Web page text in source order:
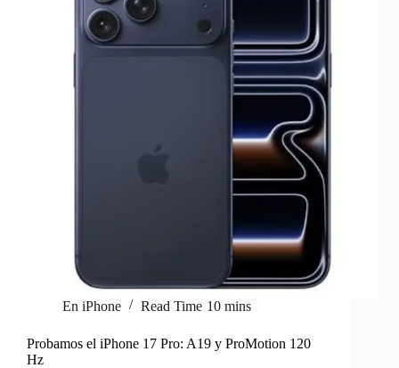
En iPhone Read Time 10 mins
Probamos el iPhone 17 Pro: A19 y ProMotion 120
Hz